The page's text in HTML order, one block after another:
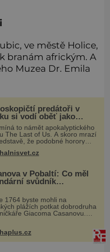
ve městě Holice,
branám africkým. A
Muzea Dr. Emila
predátoři v
si vodí oběť jako
to námět apokalyptického
The Last of Us. A skoro mrazí
že podobné horory
v přírodě běžně – s tím
že nejde pouze o infekce
v Pobaltí: Co měl
svůdník
se svobodnými
1764 byste mohli na
plážích potkat dobrodruha
Giacoma Casanovu.
k Baltskému moři však
cestou se zištnými úmysly.